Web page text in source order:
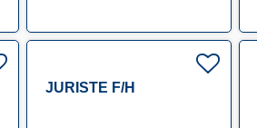
JURISTE F/H